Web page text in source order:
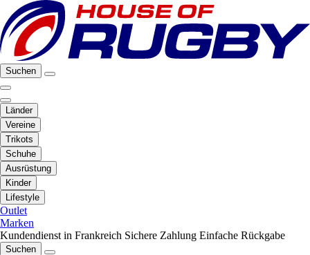
Suchen
Länder
Vereine
Trikots
Schuhe
Ausrüstung
Kinder
Lifestyle
Outlet
Marken
Kundendienst in Frankreich Sichere Zahlung Einfache Rückgabe
Suchen